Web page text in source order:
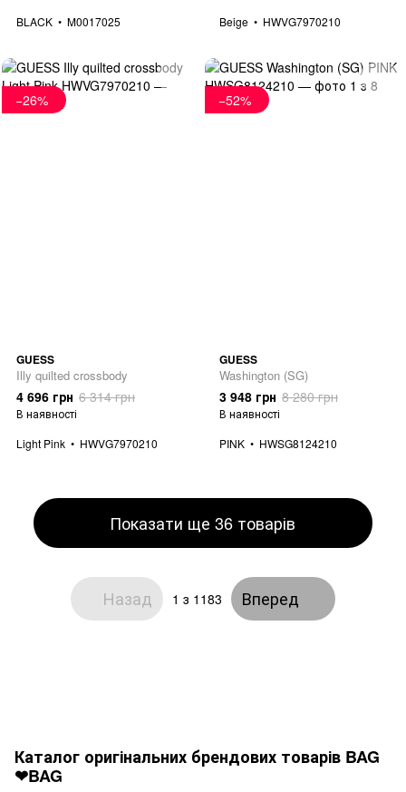
BLACK
M0017025
Beige
HWVG7970210
−26%
GUESS
Illy quilted crossbody
4 696 грн 6 314 грн
В наявності
Light Pink
HWVG7970210
−52%
GUESS
Washington (SG)
3 948 грн 8 280 грн
В наявності
PINK
HWSG8124210
Показати ще 36 товарів
Назад 1 з 1183 Вперед
Каталог оригінальних брендових товарів BAG
❤BAG